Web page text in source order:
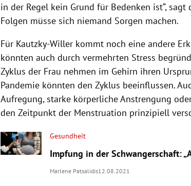
in der Regel kein Grund für Bedenken ist“,
Folgen müsse sich niemand Sorgen machen.
Für Kautzky-Willer kommt noch eine andere
könnten auch durch vermehrten Stress
Zyklus der Frau nehmen im Gehirn ihren
Pandemie könnten den Zyklus beeinflussen.
Aufregung, starke körperliche Anstrengung
den Zeitpunkt der Menstruation prinzipiell
Gesundheit
Impfung in der Schwangerschaft:
Marlene Patsalidis12.08.2021